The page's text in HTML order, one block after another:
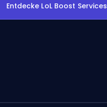
Entdecke LoL Boost Services